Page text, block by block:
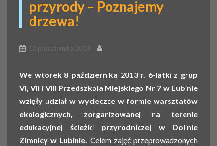
przyrody – Poznajemy
drzewa!
10 października 2013
We wtorek 8 października 2013 r. 6-latki z grup
VI, VII i VIII Przedszkola Miejskiego Nr 7 w Lubinie
wzięły udział w wycieczce w formie warsztatów
ekologicznych, zorganizowanej na terenie
edukacyjnej ścieżki przyrodniczej w Dolinie
Zimnicy w Lubinie. Celem zajęć przeprowadzonych